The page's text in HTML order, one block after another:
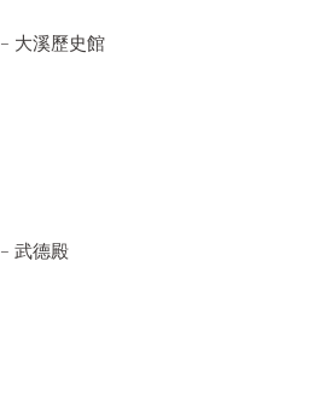
大溪歷史館
武德殿